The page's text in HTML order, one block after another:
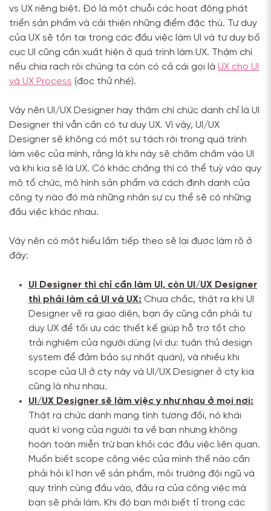
vs UX riêng biệt. Đó là một chuỗi các hoạt động phát
triển sản phẩm và cải thiện những điểm đặc thù. Tư duy
của UX sẽ tồn tại trong các đầu việc làm UI và tư duy bố
cục UI cũng cần xuất hiện ở quá trình làm UX. Thậm chí
nếu chia rạch ròi chúng ta còn có cả cái gọi là UX cho UI
và UX Process (đọc thử nhé).
Vậy nên UI/UX Designer hay thậm chí chức danh chỉ là UI
Designer thì vẫn cần có tư duy UX. Vì vậy, UI/UX
Designer sẽ không có một sự tách rời trong quá trình
làm việc của mình, rằng là khi này sẽ chăm chăm vào UI
và khi kia sẽ là UX. Có khác chăng thì có thể tuỳ vào quy
mô tổ chức, mô hình sản phẩm và cách định danh của
công ty nào đó mà những nhân sự cụ thể sẽ có những
đầu việc khác nhau.
Vậy nên có một hiểu lầm tiếp theo sẽ lại được làm rõ ở
đây:
UI Designer thì chỉ cần làm UI, còn UI/UX Designer
thì phải làm cả UI và UX: Chưa chắc, thật ra khi UI
Designer vẽ ra giao diện, bạn ấy cũng cần phải tư
duy UX để tối ưu các thiết kế giúp hỗ trợ tốt cho
trải nghiệm của người dùng (ví dụ: tuân thủ design
system để đảm bảo sự nhất quán), và nhiều khi
scope của UI ở cty này và UI/UX Designer ở cty kia
cũng là như nhau.
UI/UX Designer sẽ làm việc y như nhau ở mọi nơi:
Thật ra chức danh mang tính tương đối, nó khái
quát kì vọng của người ta về bạn nhưng không
hoàn toàn miễn trừ bạn khỏi các đầu việc liên quan.
Muốn biết scope công việc của mình thế nào cần
phải hỏi kĩ hơn về sản phẩm, môi trường đội ngũ và
quy trình cùng đầu vào, đầu ra của công việc mà
bạn sẽ phải làm. Khi đó bạn mới biết tỉ trọng các